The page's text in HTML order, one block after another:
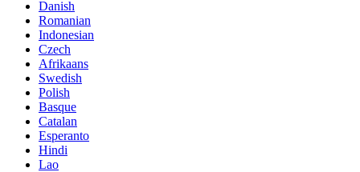
Danish
Romanian
Indonesian
Czech
Afrikaans
Swedish
Polish
Basque
Catalan
Esperanto
Hindi
Lao